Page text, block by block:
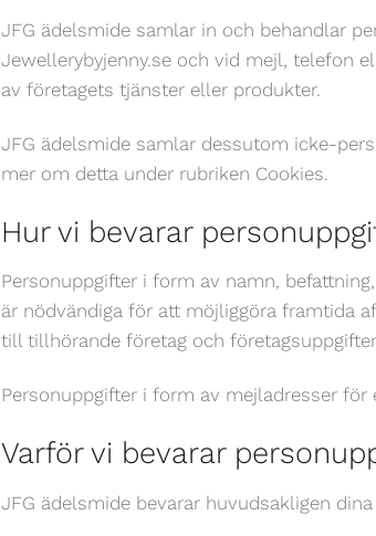
JFG ädelsmide samlar in och behandlar
Jewellerybyjenny.se och vid mejl, telefon
av företagets tjänster eller produkter.
JFG ädelsmide samlar dessutom icke-
mer om detta under rubriken Cookies.
Hur vi bevarar
Personuppgifter i form av namn,
är nödvändiga för att möjliggöra framtida
till tillhörande företag och
Personuppgifter i form av mejladresser
Varför vi bevarar
JFG ädelsmide bevarar huvudsakligen